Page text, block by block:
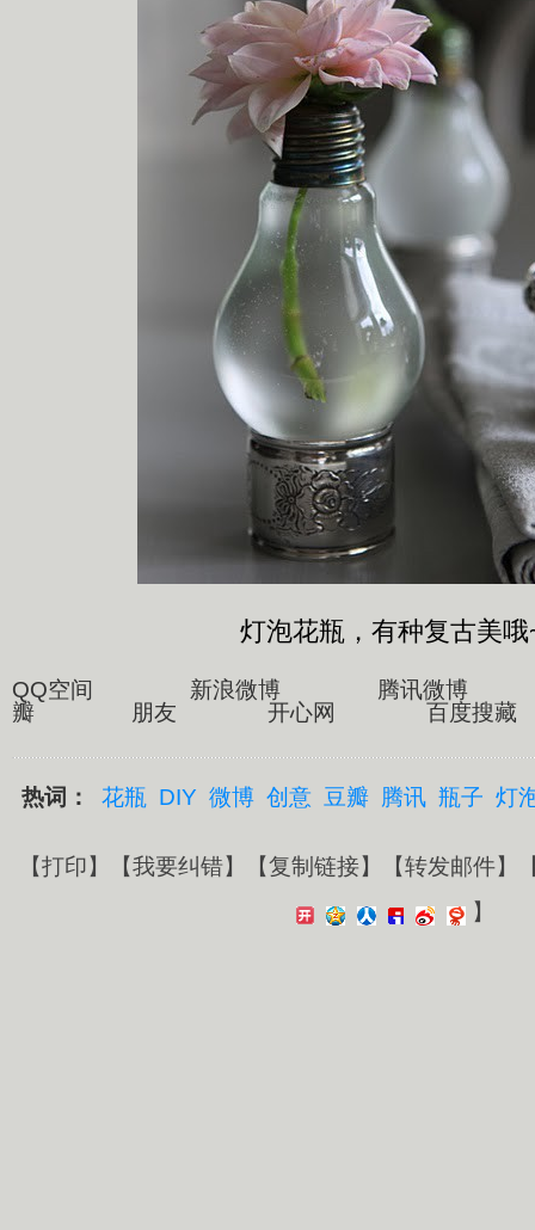
灯泡花瓶，有种复古美哦
QQ空间 新浪微博 腾讯微
瓣 朋友 开心网 百度搜
热词： 花瓶 DIY 微博 创意 豆瓣 腾讯 瓶子 灯
【打印】【我要纠错】【复制链接】【转发邮件】
】